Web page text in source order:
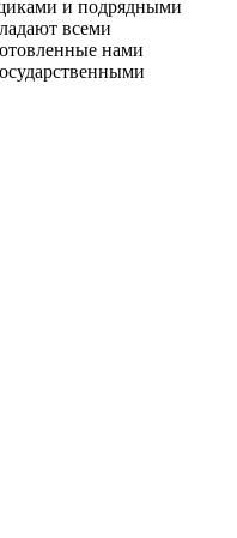
и подрядными
всеми
нами